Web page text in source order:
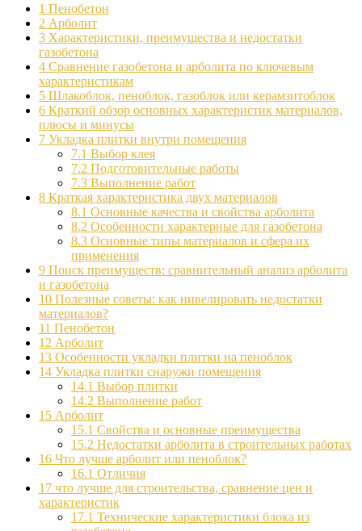
1 Пенобетон
2 Арболит
3 Характеристики, преимущества и недостатки
газобетона
4 Сравнение газобетона и арболита по ключевым
характеристикам
5 Шлакоблок, пеноблок, газоблок или керамзитоблок
6 Краткий обзор основных характеристик материалов,
плюсы и минусы
7 Укладка плитки внутри помещения
7.1 Выбор клея
7.2 Подготовительные работы
7.3 Выполнение работ
8 Краткая характеристика двух материалов
8.1 Основные качества и свойства арболита
8.2 Особенности характерные для газобетона
8.3 Основные типы материалов и сфера их
применения
9 Поиск преимуществ: сравнительный анализ арболита
и газобетона
10 Полезные советы: как нивелировать недостатки
материалов?
11 Пенобетон
12 Арболит
13 Особенности укладки плитки на пеноблок
14 Укладка плитки снаружи помещения
14.1 Выбор плитки
14.2 Выполнение работ
15 Арболит
15.1 Свойства и основные преимущества
15.2 Недостатки арболита в строительных работах
16 Что лучше арболит или пеноблок?
16.1 Отличия
17 что лучше для строительства, сравнение цен и
характеристик
17.1 Технические характеристики блока из